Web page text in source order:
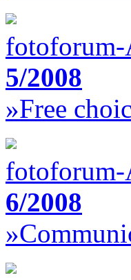
fotoforum-
5/2008
»Free
fotoforum-
6/2008